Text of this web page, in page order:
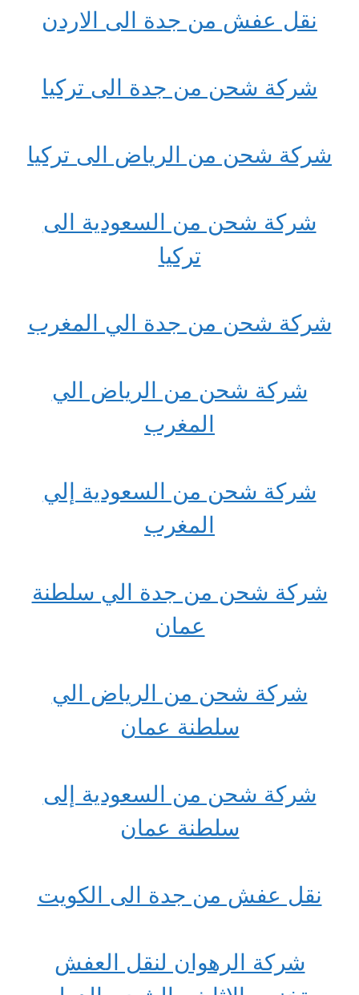
نقل عفش من جدة الى الاردن
شركة شحن من جدة الى تركيا
شركة شحن من الرياض الى تركيا
شركة شحن من السعودية الى
تركيا
شركة شحن من جدة الي المغرب
شركة شحن من الرياض الي
المغرب
شركة شحن من السعودية إلي
المغرب
شركة شحن من جدة الي سلطنة
عمان
شركة شحن من الرياض الي
سلطنة عمان
شركة شحن من السعودية إلى
سلطنة عمان
نقل عفش من جدة الى الكويت
شركة الرهوان لنقل العفش